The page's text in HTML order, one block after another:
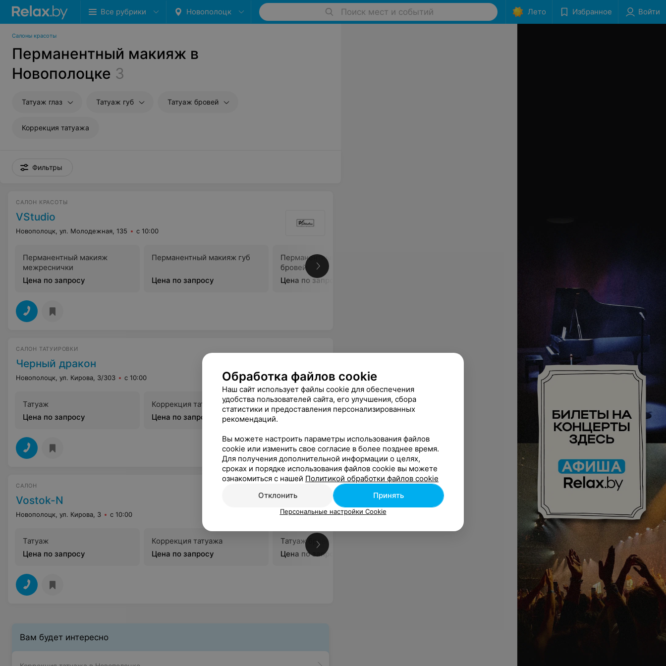
Все рубрики Новополоцк Поиск мест и событий Лето Избранное Войти
Салоны красоты
Перманентный макияж в
Новополоцке 3
Татуаж глаз Татуаж губ Татуаж бровей
Коррекция татуажа
Фильтры
САЛОН КРАСОТЫ
VStudio
Новополоцк, ул. Молодежная, 135 с 10:00
Перманентный макияж
межреснички
Цена по запросу
Перманентный макияж губ
Цена по запросу
Перманентный макияж
бровей
Цена по запросу
Цена по запросу
САЛОН ТАТУИРОВКИ
Черный дракон
Новополоцк, ул. Кирова, 3/303 с 10:00
Татуаж
Цена по запросу
Коррекция татуажа
Цена по запросу
Татуаж бровей
Татуаж губ
Цена по запросу
САЛОН
Vostok-N
Новополоцк, ул. Кирова, 3 с 10:00
Татуаж
Цена по запросу
Коррекция татуажа
Цена по запросу
Татуаж бровей
Цена по запросу
Татуаж глаз
Цена по запросу
Вам будет интересно
Обработка файлов cookie
Наш сайт использует файлы cookie для обеспечения
удобства пользователей сайта, его улучшения, сбора
статистики и предоставления персонализированных
рекомендаций.
Вы можете настроить параметры использования файлов
cookie или изменить свое согласие в более позднее время.
Для получения дополнительной информации о целях,
сроках и порядке использования файлов cookie вы можете
ознакомиться с нашей Политикой обработки файлов cookie
Отклонить
Принять
Персональные настройки Cookie